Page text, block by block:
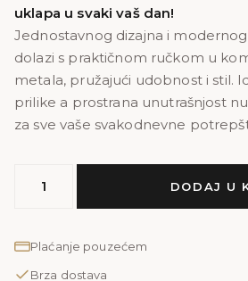
uklapa u svaki vaš dan!
Jednostavnog dizajna i
dolazi s praktičnom ručkom u
metala, pružajući udobnost i stil.
prilike a prostrana unutrašnjost
za sve vaše svakodnevne
BELLA
bež
DODAJ U
Plaćanje pouzećem
Brza dostava